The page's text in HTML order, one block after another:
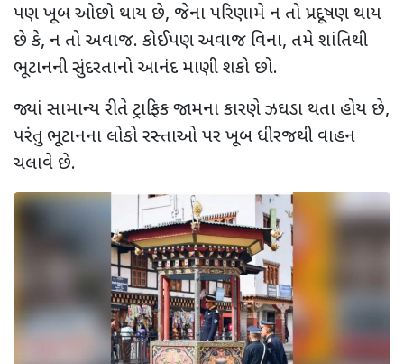
પણ ખૂબ ઓછો થાય છે, જેના પરિણામે ન તો પ્રદૂષણ થાય
છે કે, ન તો અવાજ. કોઈપણ અવાજ વિના, તમે શાંતિથી
ભૂટાનની સુંદરતાનો આનંદ માણી શકો છો.
જ્યાં સામાન્ય રીતે ટ્રાફિક જામના કારણે ઝઘડા થતા હોય છે,
પરંતુ ભૂટાનના લોકો રસ્તાઓ પર ખૂબ ધીરજથી વાહન
ચલાવે છે.